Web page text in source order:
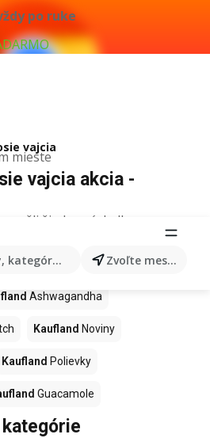
po ruke
mieste
kategórie, produkty... Zvoľte mesto
vajcia
vajcia akcia -
žiadne výsledky.
v obchodoch
Ashwagandha
Kaufland Noviny
Kaufland Polievky
Guacamole